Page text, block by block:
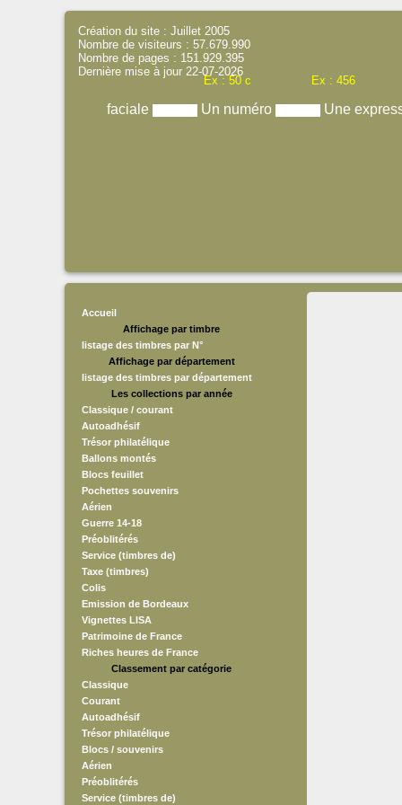
Ex : 50 c Ex : 456
faciale Un numéro Une
Création du site : Juillet 2005
Nombre de visiteurs : 57.679.990
Nombre de pages : 151.929.395
Dernière mise à jour 22-07-2026
Accueil
Affichage par timbre
listage des timbres par N°
Affichage par département
listage des timbres par département
Les collections par année
Classique / courant
Autoadhésif
Trésor philatélique
Ballons montés
Blocs feuillet
Pochettes souvenirs
Aérien
Guerre 14-18
Préoblitérés
Service (timbres de)
Taxe (timbres)
Colis
Emission de Bordeaux
Vignettes LISA
Patrimoine de France
Riches heures de France
Classement par catégorie
Classique
Courant
Autoadhésif
Trésor philatélique
Blocs / souvenirs
Aérien
Préoblitérés
Service (timbres de)